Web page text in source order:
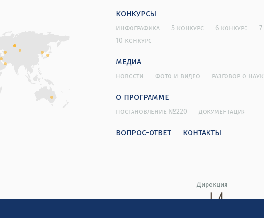
конкурсы
инфографика 5 конкурс 6 конкурс
10 конкурс
медиа
новости фото и видео разговор о
о программе
постановление №220 документация
вопрос-ответ контакты
Дирекция